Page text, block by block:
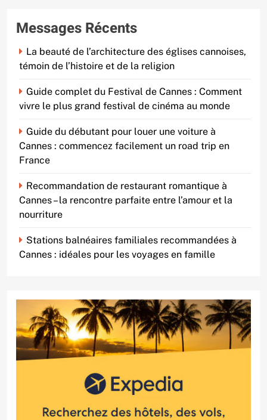
Messages Récents
La beauté de l’architecture des églises cannoises,
témoin de l’histoire et de la religion
Guide complet du Festival de Cannes : Comment
vivre le plus grand festival de cinéma au monde
Guide du débutant pour louer une voiture à
Cannes : commencez facilement un road trip en
France
Recommandation de restaurant romantique à
Cannes – la rencontre parfaite entre l’amour et la
nourriture
Stations balnéaires familiales recommandées à
Cannes : idéales pour les voyages en famille